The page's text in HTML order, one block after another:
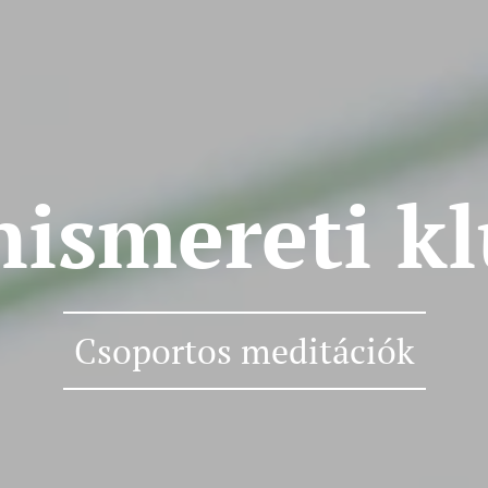
Csoportos meditációk